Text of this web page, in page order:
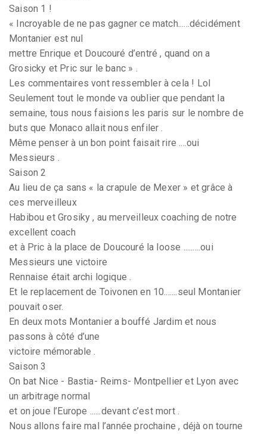
Saison 1 !
« Incroyable de ne pas gagner ce match......décidément
Montanier est nul
mettre Enrique et Doucouré d’entré , quand on a
Grosicky et Pric sur le banc » .
Les commentaires vont ressembler à cela ! Lol
Seulement tout le monde va oublier que pendant la
semaine, tous nous faisions les paris sur le nombre de
buts que Monaco allait nous enfiler .
Même penser à un bon point faisait rire ....oui
Messieurs .
Saison 2
Au lieu de ça sans « la crapule de Mexer » et grâce à
ces merveilleux
Habibou et Grosiky , au merveilleux coaching de notre
excellent coach
et à Pric à la place de Doucouré la loose .........oui
Messieurs une victoire
Rennaise était archi logique .
Et le replacement de Toivonen en 10.......seul Montanier
pouvait oser.
En deux mots Montanier a bouffé Jardim et nous
passons à côté d’une
victoire mémorable .
Saison 3
On bat Nice - Bastia- Reims- Montpellier et Lyon avec
un arbitrage normal
et on joue l’Europe ......devant c’est mort .
Nous allons faire mal l’année prochaine , déjà on tourne